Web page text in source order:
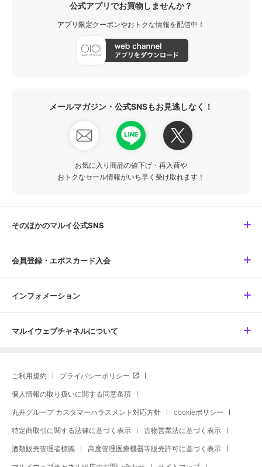
公式アプリでお買物しませんか？
アプリ限定クーポンやおトクな情報を配信中！
メールマガジン・公式SNSもお見逃しなく！
お気に入り商品の値下げ・再入荷や
おトクなセール情報がいち早く受け取れます！
そのほかのマルイ公式SNS
会員登録・エポスカード入会
インフォメーション
マルイウェブチャネルについて
ご利用規約 プライバシーポリシー
個人情報の取り扱いに関する同意条項
丸井グループ カスタマーハラスメント対応方針 cookieポリシー
特定商取引に関する法律に基づく表示 古物営業法に基づく表示
酒類販売管理者標識 高度管理医療機器等販売許可に基づく表示